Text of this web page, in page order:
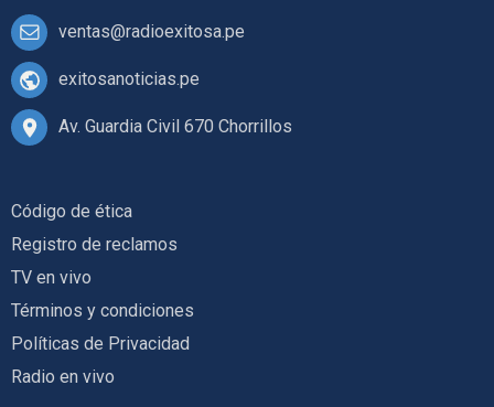
ventas@radioexitosa.pe
exitosanoticias.pe
Av. Guardia Civil 670 Chorrillos
Código de ética
Registro de reclamos
TV en vivo
Términos y condiciones
Políticas de Privacidad
Radio en vivo